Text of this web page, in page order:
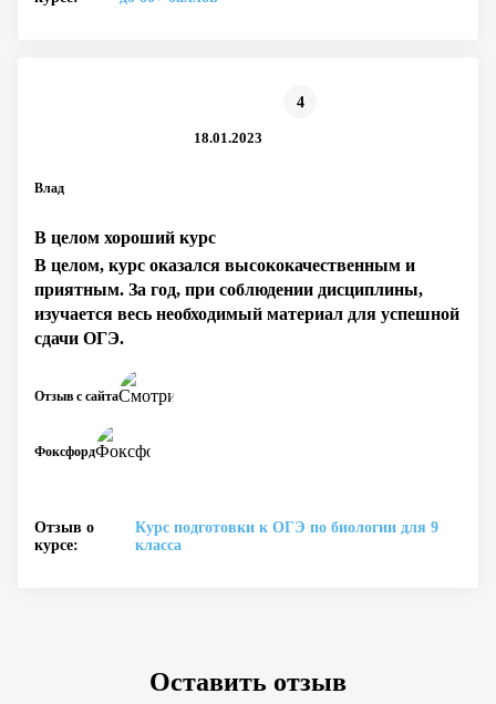
Влад
4
18.01.2023
В целом хороший курс
В целом, курс оказался высококачественным и
приятным. За год, при соблюдении дисциплины,
изучается весь необходимый материал для успешной
сдачи ОГЭ.
Фоксфорд
Отзыв с сайта
Отзыв о
курсе:
Курс подготовки к ОГЭ по биологии для 9
класса
Оставить отзыв